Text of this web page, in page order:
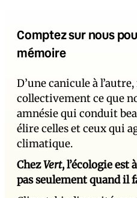
Comptez sur nous
mémoire
D’une canicule à
collectivement ce que
amnésie qui conduit
élire celles et ceux qui
climatique.
ChezVert, l’écologie est
pas seulement quand il